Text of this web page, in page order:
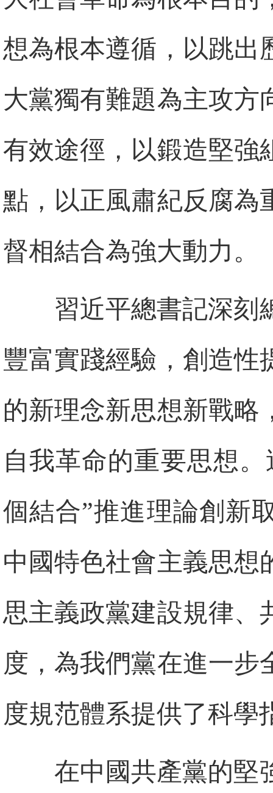
想為根本遵循，以跳出
大黨獨有難題為主攻方
有效途徑，以鍛造堅強
點，以正風肅紀反腐為
督相結合為強大動力。
習近平總書記深刻
豐富實踐經驗，創造性
的新理念新思想新戰略
自我革命的重要思想
個結合”推進理論創新
中國特色社會主義思想
思主義政黨建設規律、
度，為我們黨在進一步
度規范體系提供了科學
在中國共產黨的堅